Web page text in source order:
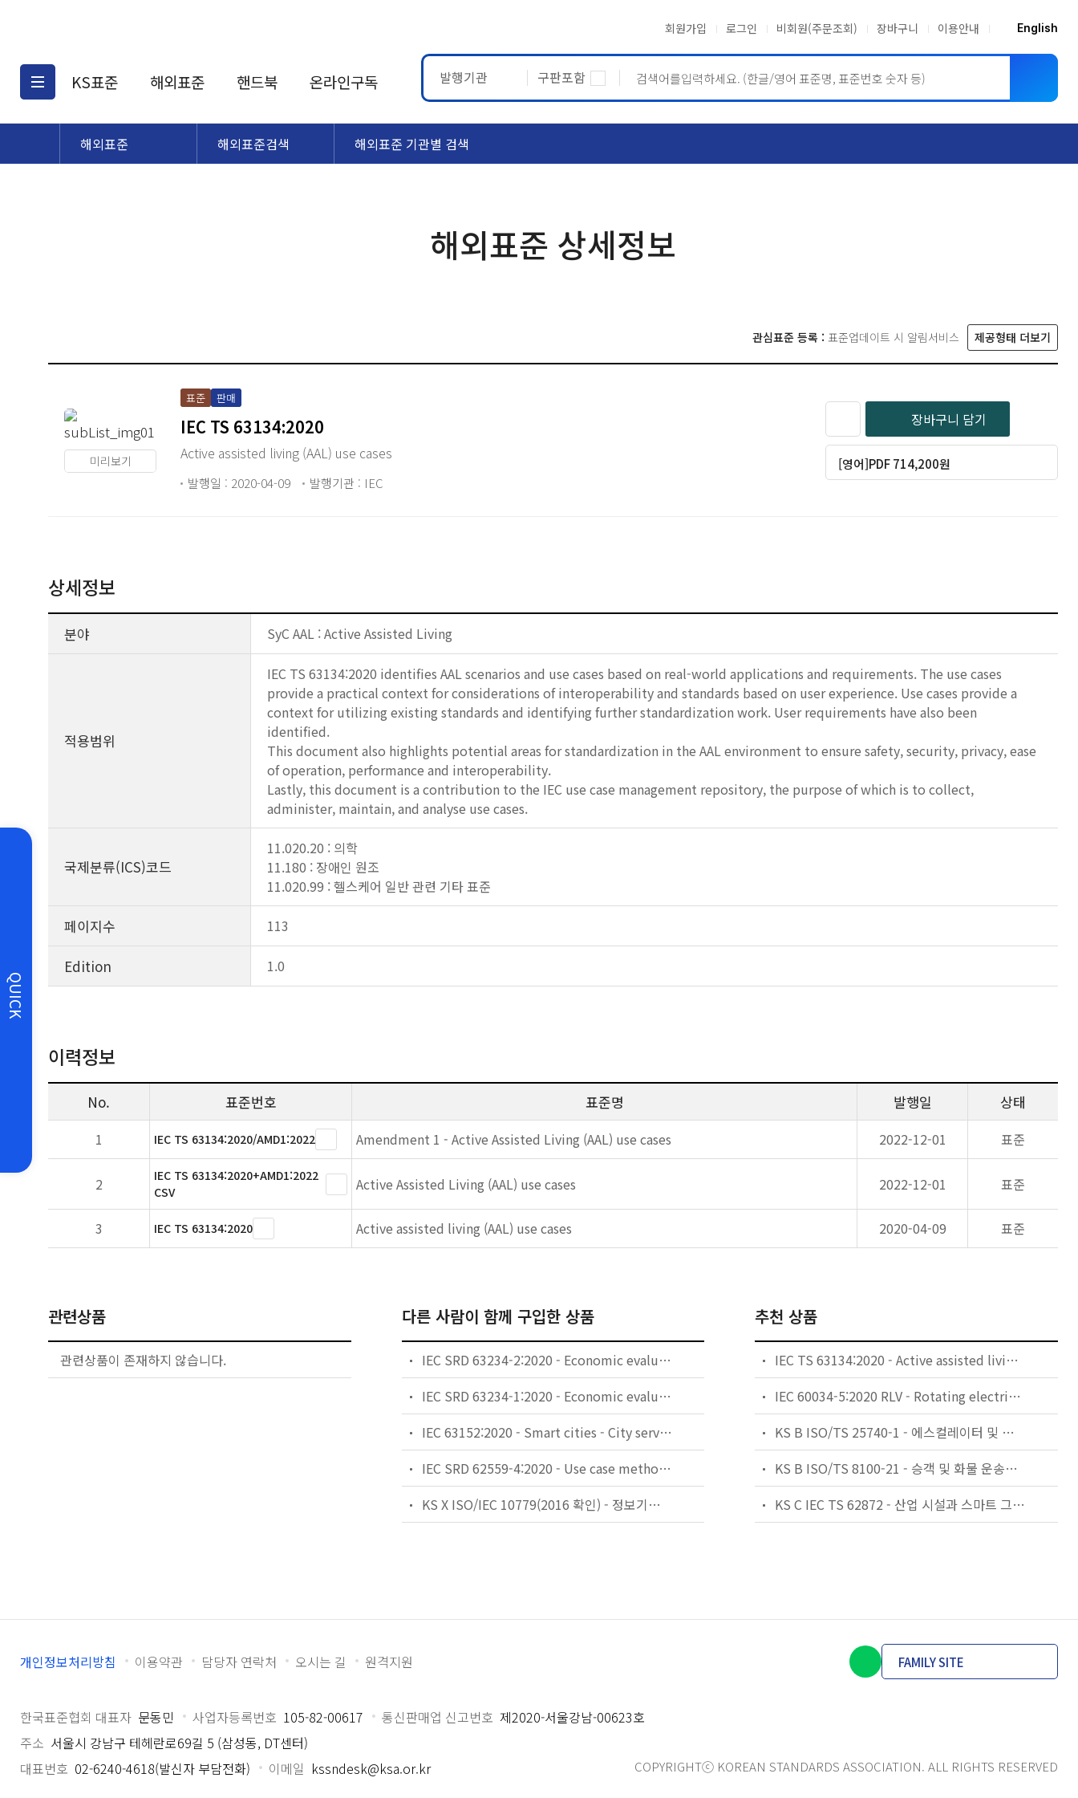
회원가입 로그인 비회원(주문조회) 장바구니 이용안내 English
KS표준
KS표준검색
해외표준
해외표준검색
핸드북 온라인구독 발행기관 구판포함
QUICK
해외표준 해외표준검색 해외표준 기관별 검색
해외표준 상세정보
관심표준 등록 : 표준업데이트 시 알림서비스 제공형태 더보기
미리보기
표준 판매
IEC TS 63134:2020
Active assisted living (AAL) use cases
발행일 : 2020-04-09 발행기관 : IEC
장바구니 담기
[영어]PDF 714,200원
상세정보
분야 SyC AAL : Active Assisted Living
적용범위
IEC TS 63134:2020 identifies AAL scenarios and use cases based on real-world applications and requirements. The use cases
provide a practical context for considerations of interoperability and standards based on user experience. Use cases provide a
context for utilizing existing standards and identifying further standardization work. User requirements have also been
identified.
This document also highlights potential areas for standardization in the AAL environment to ensure safety, security, privacy, ease
of operation, performance and interoperability.
Lastly, this document is a contribution to the IEC use case management repository, the purpose of which is to collect,
administer, maintain, and analyse use cases.
국제분류(ICS)코드
11.020.20 : 의학
11.180 : 장애인 원조
11.020.99 : 헬스케어 일반 관련 기타 표준
페이지수 113
Edition 1.0
이력정보
No. 표준번호 표준명 발행일 상태
1 IEC TS 63134:2020/AMD1:2022 Amendment 1 - Active Assisted Living (AAL) use cases 2022-12-01 표준
2
IEC TS 63134:2020+AMD1:2022
CSV
Active Assisted Living (AAL) use cases 2022-12-01 표준
3 IEC TS 63134:2020 Active assisted living (AAL) use cases 2020-04-09 표준
관련상품
관련상품이 존재하지 않습니다.
다른 사람이 함께 구입한 상품
IEC SRD 63234-2:2020 - Economic evaluation of active assisted living services - Part 2: Example of use - Monitoring patients with chronic diseases
IEC SRD 63234-1:2020 - Economic evaluation of active assisted living services - Part 1: Framework
IEC 63152:2020 - Smart cities - City service continuity against disasters - The role of the electrical supply
IEC SRD 62559-4:2020 - Use case methodology - Part 4: Best practices in use case development for IEC standardization processes and some examples for application outside standardization
KS X ISO/IEC 10779(2016 확인) - 정보기술 ? 고령자와 장애인을 위한 사무기기 접근성 지침
추천 상품
IEC TS 63134:2020 - Active assisted living (AAL) use cases
IEC 60034-5:2020 RLV - Rotating electrical machines - Part 5: Degrees of protection provided by the integral design of rotating electrical machines (IP code) - Classification
KS B ISO/TS 25740-1 - 에스컬레이터 및 무빙워크에 대한 안전요건 — 제1부: 세계공통 필수 안전요건(GESRs)
KS B ISO/TS 8100-21 - 승객 및 화물 운송용 엘리베이터 —제21부: 세계공통 필수안전요건(GESRs)을 충족하는 세계공통 안전 파라미터(GSPs)
KS C IEC TS 62872 - 산업 시설과 스마트 그리드 사이의 산업 공정 측정, 제어 및 자동화 시스템 인터페이스
개인정보처리방침 이용약관 담당자 연락처 오시는 길 원격지원 FAMILY SITE
한국표준협회 대표자 문동민 사업자등록번호 105-82-00617 통신판매업 신고번호 제2020-서울강남-00623호
주소 서울시 강남구 테헤란로69길 5 (삼성동, DT센터)
대표번호 02-6240-4618(발신자 부담전화) 이메일 kssndesk@ksa.or.kr COPYRIGHTⓒ KOREAN STANDARDS ASSOCIATION. ALL RIGHTS RESERVED